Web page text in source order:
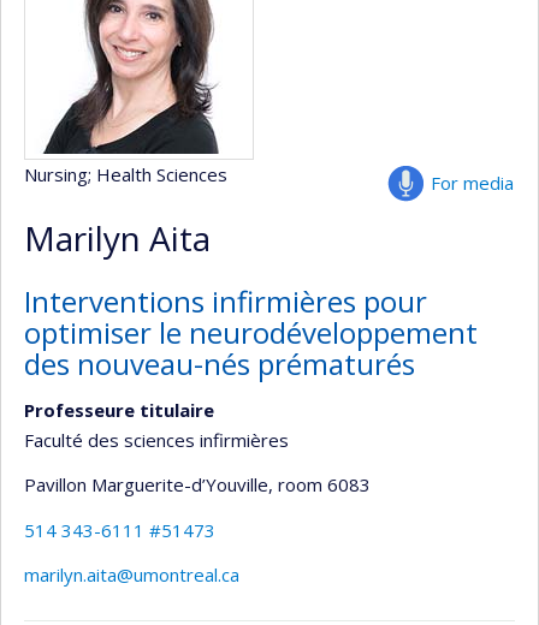
For media
Nursing; Health Sciences
Marilyn Aita
Interventions infirmières pour
optimiser le neurodéveloppement
des nouveau-nés prématurés
Professeure titulaire
Faculté des sciences infirmières
Pavillon Marguerite-d’Youville, room 6083
514 343-6111 #51473
marilyn.aita@umontreal.ca